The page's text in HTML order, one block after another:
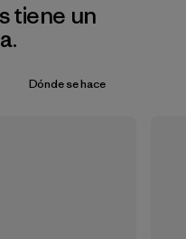
tiene un
Dónde se hace